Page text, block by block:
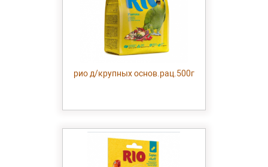
рио д/крупных основ.рац.500г